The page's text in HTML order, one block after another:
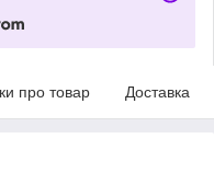
про товар Доставка